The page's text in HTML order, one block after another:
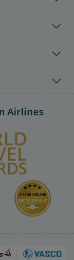
Airlines